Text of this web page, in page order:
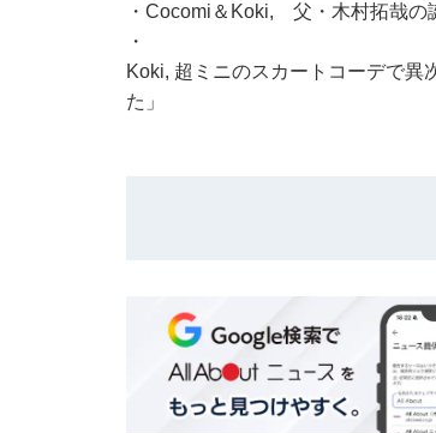
・ Cocomi＆Koki, 父・木村拓哉の
・
Koki, 超ミニのスカートコーデで異
た」